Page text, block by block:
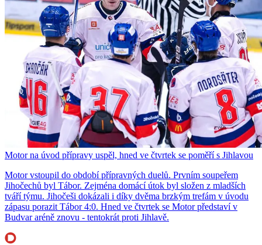
Motor na úvod přípravy uspěl, hned ve čtvrtek se poměří s Jihlavou
Motor vstoupil do období přípravných duelů. Prvním soupeřem
Jihočechů byl Tábor. Zejména domácí útok byl složen z mladších
tváří týmu. Jihočeši dokázali i díky dvěma brzkým trefám v úvodu
zápasu porazit Tábor 4:0. Hned ve čtvrtek se Motor představí v
Budvar aréně znovu - tentokrát proti Jihlavě.